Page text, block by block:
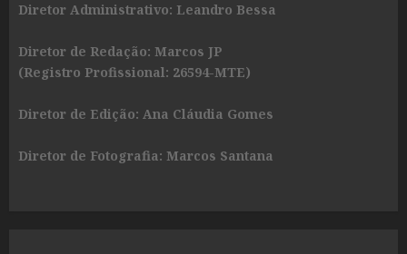
Diretor Administrativo: Leandro Bessa
Diretor de Redação: Marcos JP
(Registro Profissional: 26594-MTE)
Diretor de Edição: Ana Cláudia Gomes
Diretor de Fotografia: Marcos Santana